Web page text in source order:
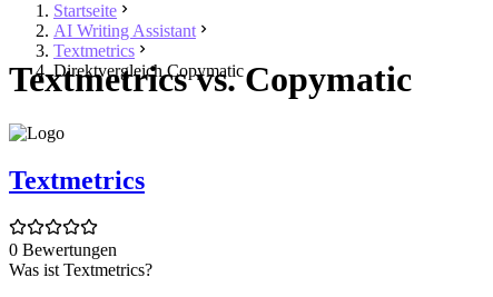
Startseite
AI Writing Assistant
Textmetrics
Direktvergleich Copymatic
Textmetrics vs. Copymatic
Textmetrics
0 Bewertungen
Was ist Textmetrics?